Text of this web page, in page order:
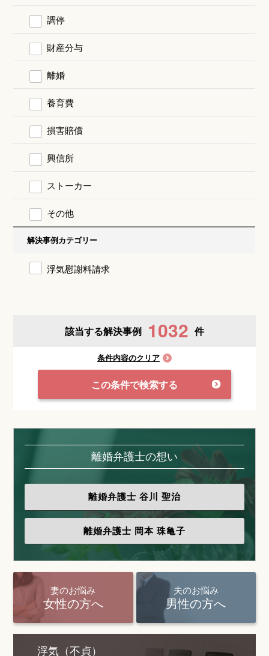
調停
財産分与
離婚
養育費
損害賠償
興信所
ストーカー
その他
解決事例カテゴリー
浮気慰謝料請求
該当する解決事例 1032 件
条件内容のクリア
この条件で検索する
離婚弁護士の想い
離婚弁護士 谷川 聖治
離婚弁護士 岡本 珠亀子
妻のお悩み
女性の方へ
夫のお悩み
男性の方へ
浮気（不貞）